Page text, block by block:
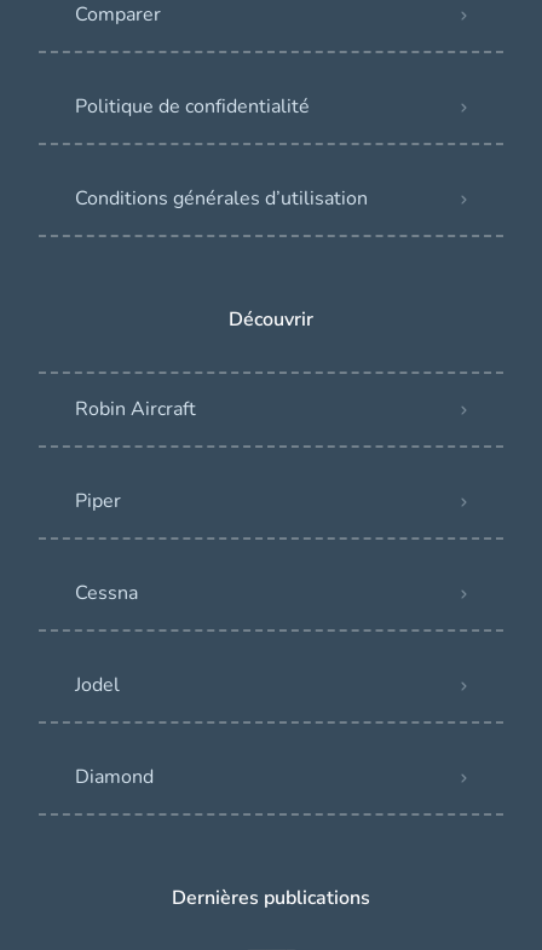
Comparer
Politique de confidentialité
Conditions générales d’utilisation
Découvrir
Robin Aircraft
Piper
Cessna
Jodel
Diamond
Dernières publications